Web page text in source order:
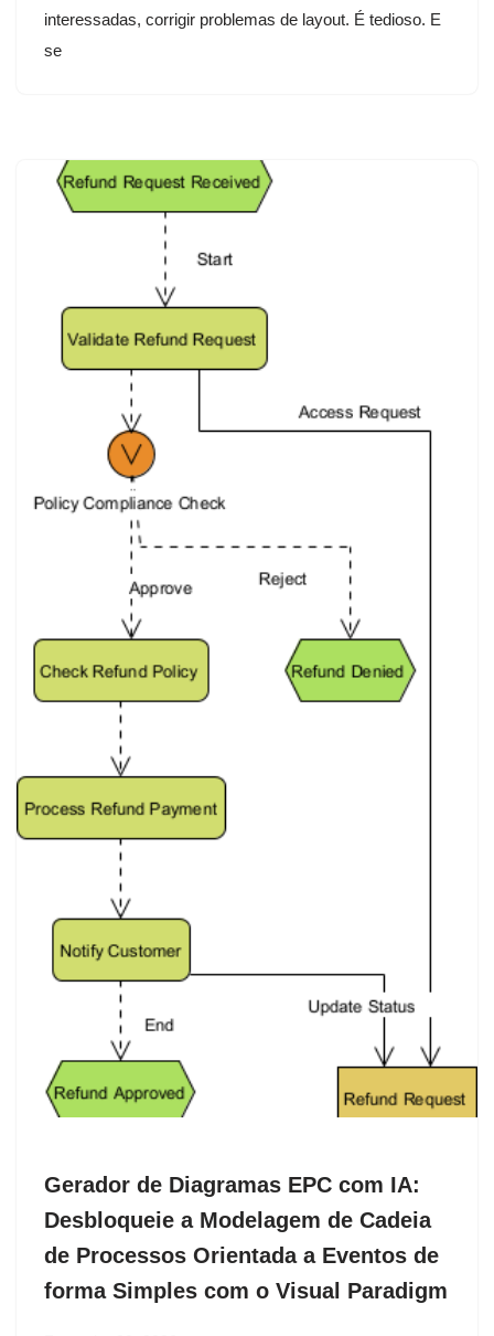
interessadas, corrigir problemas de layout. É tedioso. E
se
Gerador de Diagramas EPC com IA:
Desbloqueie a Modelagem de Cadeia
de Processos Orientada a Eventos de
forma Simples com o Visual Paradigm